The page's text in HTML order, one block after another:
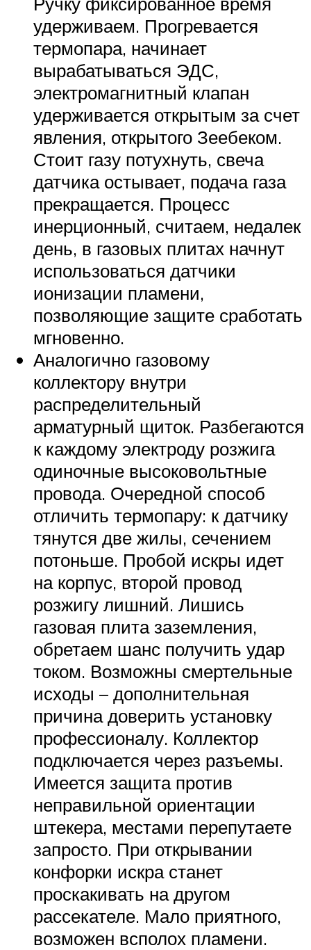
удерживаем. Прогревается
термопара, начинает
вырабатываться ЭДС,
электромагнитный клапан
удерживается открытым за счет
явления, открытого Зеебеком.
Стоит газу потухнуть, свеча
датчика остывает, подача газа
прекращается. Процесс
инерционный, считаем, недалек
день, в газовых плитах начнут
использоваться датчики
ионизации пламени,
позволяющие защите сработать
мгновенно.
Аналогично газовому
коллектору внутри
распределительный
арматурный щиток. Разбегаются
к каждому электроду розжига
одиночные высоковольтные
провода. Очередной способ
отличить термопару: к датчику
тянутся две жилы, сечением
потоньше. Пробой искры идет
на корпус, второй провод
розжигу лишний. Лишись
газовая плита заземления,
обретаем шанс получить удар
током. Возможны смертельные
исходы – дополнительная
причина доверить установку
профессионалу. Коллектор
подключается через разъемы.
Имеется защита против
неправильной ориентации
штекера, местами перепутаете
запросто. При открывании
конфорки искра станет
проскакивать на другом
рассекателе. Мало приятного,
возможен всполох пламени.